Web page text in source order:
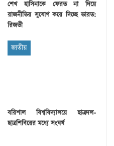
শেখ হাসিনাকে ফেরত না দিয়ে
রাজনীতির সুযোগ করে দিচ্ছে ভারত:
রিজভী
জাতীয়
বরিশাল বিশ্ববিদ্যালয়ে ছাত্রদল-
ছাত্রশিবিরের মধ্যে সংঘর্ষ